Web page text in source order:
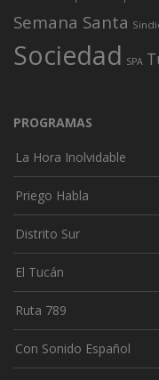
Semana Santa
Sociedad SPA
PROGRAMAS
La Hora Inolvidable
Priego Habla
Distrito Sur
El Tucán
Ruta 789
Con Sonido Español